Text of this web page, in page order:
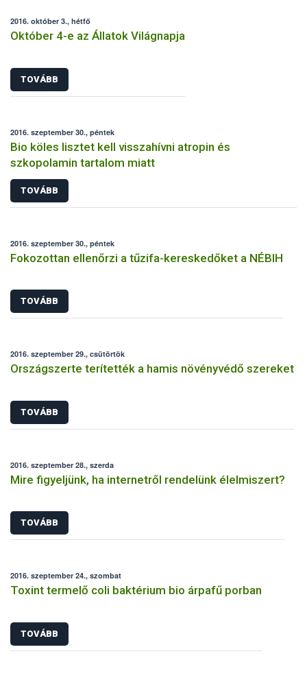
2016. október 3., hétfő
Október 4-e az Állatok Világnapja
TOVÁBB
2016. szeptember 30., péntek
Bio köles lisztet kell visszahívni atropin és
szkopolamin tartalom miatt
TOVÁBB
2016. szeptember 30., péntek
Fokozottan ellenőrzi a tűzifa-kereskedőket a NÉBIH
TOVÁBB
2016. szeptember 29., csütörtök
Országszerte terítették a hamis növényvédő szereket
TOVÁBB
2016. szeptember 28., szerda
Mire figyeljünk, ha internetről rendelünk élelmiszert?
TOVÁBB
2016. szeptember 24., szombat
Toxint termelő coli baktérium bio árpafű porban
TOVÁBB